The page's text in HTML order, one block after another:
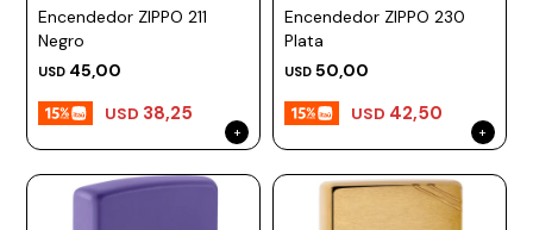
Encendedor ZIPPO 211
Negro
USD 45,00
USD 38,25
Encendedor ZIPPO 230
Plata
USD 50,00
USD 42,50